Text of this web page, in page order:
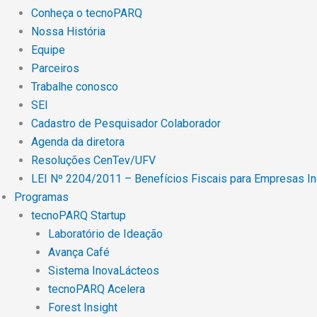
Conheça o tecnoPARQ
Nossa História
Equipe
Parceiros
Trabalhe conosco
SEI
Cadastro de Pesquisador Colaborador
Agenda da diretora
Resoluções CenTev/UFV
LEI Nº 2204/2011 – Benefícios Fiscais para Empresas
Programas
tecnoPARQ Startup
Laboratório de Ideação
Avança Café
Sistema InovaLácteos
tecnoPARQ Acelera
Forest Insight